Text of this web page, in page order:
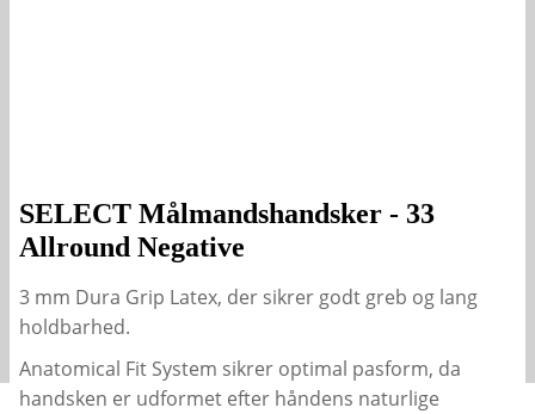
SELECT Målmandshandsker - 33
Allround Negative
3 mm Dura Grip Latex, der sikrer godt greb og lang
holdbarhed.
Anatomical Fit System sikrer optimal pasform, da
handsken er udformet efter håndens naturlige